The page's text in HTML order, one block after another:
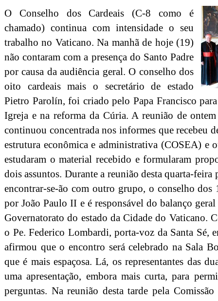
O Conselho dos Cardeais (C-8 como é
chamado) continua com intensidade o seu
trabalho no Vaticano. Na manhã de hoje (19)
não contaram com a presença do Santo Padre
por causa da audiência geral. O conselho dos
oito cardeais mais o secretário de estado
Pietro Parolín, foi criado pelo Papa Francisco
Igreja e na reforma da Cúria. A reunião de
continuou concentrada nos informes que recebeu
estrutura econômica e administrativa (COSEA) e
estudaram o material recebido e formularam
dois assuntos. Durante a reunião desta quarta-feira
encontrar-se-ão com outro grupo, o conselho
por João Paulo II e é responsável do balanço
Governatorato do estado da Cidade do Vaticano.
o Pe. Federico Lombardi, porta-voz da Santa Sé,
afirmou que o encontro será celebrado na Sala
que é mais espaçosa. Lá, os representantes das
uma apresentação, embora mais curta, para
perguntas. Na reunião desta tarde pela